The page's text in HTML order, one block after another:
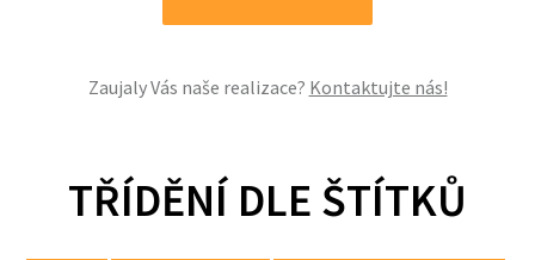
Zaujaly Vás naše realizace? Kontaktujte nás!
TŘÍDĚNÍ DLE ŠTÍTKŮ